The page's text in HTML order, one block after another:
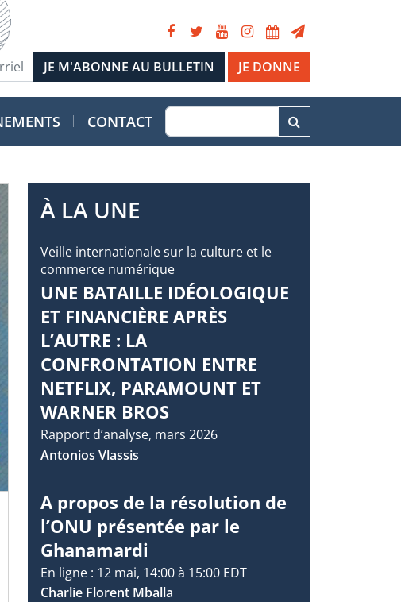
JE DONNE
CONTACT
À LA UNE
Veille internationale sur la culture et le
commerce numérique
UNE BATAILLE IDÉOLOGIQUE
ET FINANCIÈRE APRÈS
L’AUTRE : LA
CONFRONTATION ENTRE
NETFLIX, PARAMOUNT ET
WARNER BROS
Rapport d’analyse, mars 2026
Antonios Vlassis
A propos de la résolution de
l’ONU présentée par le
Ghanamardi
En ligne : 12 mai, 14:00 à 15:00 EDT
Charlie Florent Mballa